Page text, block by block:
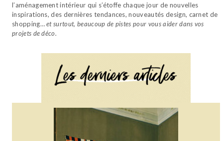
l’aménagement intérieur qui s’étoffe chaque jour de nouvelles
inspirations, des dernières tendances, nouveautés design, carnet de
shopping…et surtout, beaucoup de pistes pour vous aider dans vos
projets de déco.